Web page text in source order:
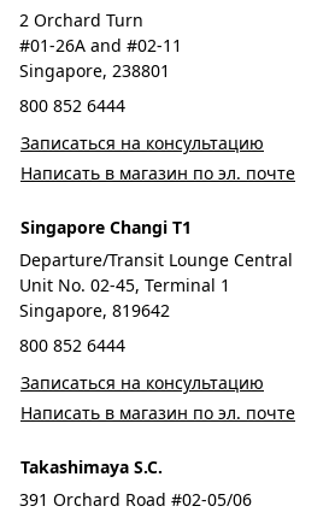
2 Orchard Turn
#01-26A and #02-11
Singapore, 238801
800 852 6444
Записаться на консультацию
Написать в магазин по эл. почте
Singapore Changi T1
Departure/Transit Lounge Central
Unit No. 02-45, Terminal 1
Singapore, 819642
800 852 6444
Записаться на консультацию
Написать в магазин по эл. почте
Takashimaya S.C.
391 Orchard Road #02-05/06